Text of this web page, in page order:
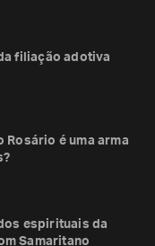
filiação adotiva
Rosário é uma arma
espirituais da
Samaritano